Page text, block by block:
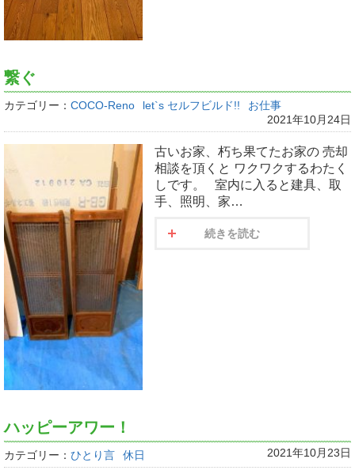
繋ぐ
カテゴリー： COCO-Reno let`s セルフビルド!!
お仕事
2021年10月24日
古いお家、朽ち果てたお家の 売却
相談を頂くと ワクワクするわたく
しです。 室内に入ると建具、取
手、照明、家…
続きを読む
ハッピーアワー！
カテゴリー： ひとり言 休日 2021年10月23日